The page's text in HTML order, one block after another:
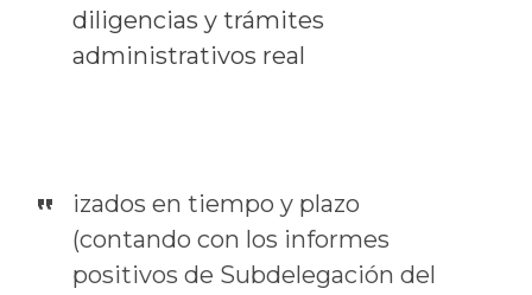
diligencias y trámites
administrativos real
izados en tiempo y plazo
(contando con los informes
positivos de Subdelegación del